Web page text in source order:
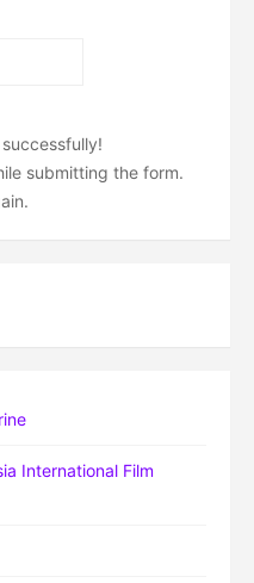
submitting the form.
International Film